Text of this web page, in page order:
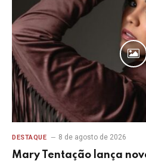
DESTAQUE 8 de agosto de 2026
Mary Tentação lança